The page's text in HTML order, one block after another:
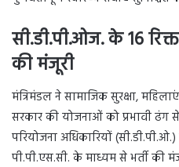
सी.डी.पी.ओज. के 16
की मंजूरी
मंत्रिमंडल ने सामाजिक सुरक्षा,
सरकार की योजनाओं को प्रभावी
परियोजना अधिकारियों
पी.पी.एस.सी. के माध्यम से भर्ती की